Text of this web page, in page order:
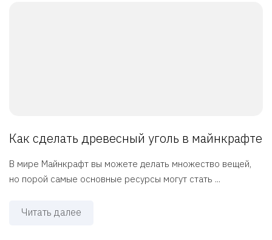
Как сделать древесный уголь в майнкрафте
В мире Майнкрафт вы можете делать множество вещей,
но порой самые основные ресурсы могут стать ...
Читать далее